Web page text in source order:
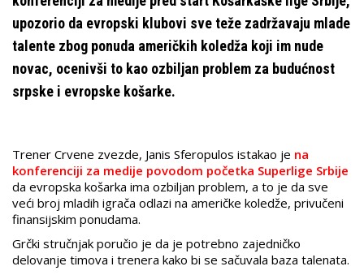
upozorio da evropski klubovi sve teže zadržavaju mlade
talente zbog ponuda američkih koledža koji im nude
novac, ocenivši to kao ozbiljan problem za budućnost
srpske i evropske košarke.
Trener Crvene zvezde, Janis Sferopulos istakao je na
konferenciji za medije povodom početka Superlige Srbije
da evropska košarka ima ozbiljan problem, a to je da sve
veći broj mladih igrača odlazi na američke koledže, privučeni
finansijskim ponudama.
Grčki stručnjak poručio je da je potrebno zajedničko
delovanje timova i trenera kako bi se sačuvala baza talenata.